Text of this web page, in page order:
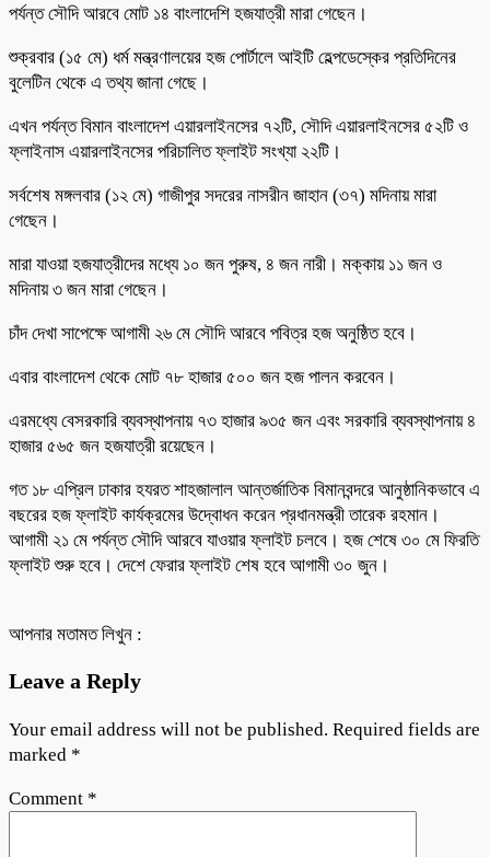
পর্যন্ত সৌদি আরবে মোট ১৪ বাংলাদেশি হজযাত্রী মারা গেছেন।
শুক্রবার (১৫ মে) ধর্ম মন্ত্রণালয়ের হজ পোর্টালে আইটি হেল্পডেস্কের প্রতিদিনের
বুলেটিন থেকে এ তথ্য জানা গেছে।
এখন পর্যন্ত বিমান বাংলাদেশ এয়ারলাইনসের ৭২টি, সৌদি এয়ারলাইনসের ৫২টি ও
ফ্লাইনাস এয়ারলাইনসের পরিচালিত ফ্লাইট সংখ্যা ২২টি।
সর্বশেষ মঙ্গলবার (১২ মে) গাজীপুর সদরের নাসরীন জাহান (৩৭) মদিনায় মারা
গেছেন।
মারা যাওয়া হজযাত্রীদের মধ্যে ১০ জন পুরুষ, ৪ জন নারী। মক্কায় ১১ জন ও
মদিনায় ৩ জন মারা গেছেন।
চাঁদ দেখা সাপেক্ষে আগামী ২৬ মে সৌদি আরবে পবিত্র হজ অনুষ্ঠিত হবে।
এবার বাংলাদেশ থেকে মোট ৭৮ হাজার ৫০০ জন হজ পালন করবেন।
এরমধ্যে বেসরকারি ব্যবস্থাপনায় ৭৩ হাজার ৯৩৫ জন এবং সরকারি ব্যবস্থাপনায় ৪
হাজার ৫৬৫ জন হজযাত্রী রয়েছেন।
গত ১৮ এপ্রিল ঢাকার হযরত শাহজালাল আন্তর্জাতিক বিমানবন্দরে আনুষ্ঠানিকভাবে এ
বছরের হজ ফ্লাইট কার্যক্রমের উদ্বোধন করেন প্রধানমন্ত্রী তারেক রহমান।
আগামী ২১ মে পর্যন্ত সৌদি আরবে যাওয়ার ফ্লাইট চলবে। হজ শেষে ৩০ মে ফিরতি
ফ্লাইট শুরু হবে। দেশে ফেরার ফ্লাইট শেষ হবে আগামী ৩০ জুন।
আপনার মতামত লিখুন :
Leave a Reply
Your email address will not be published. Required fields are
marked *
Comment *